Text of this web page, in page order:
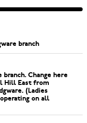
branch
branch. Change here
Hill East from
(Ladies
on all